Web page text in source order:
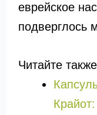
еврейское
подверглось
Читайте также